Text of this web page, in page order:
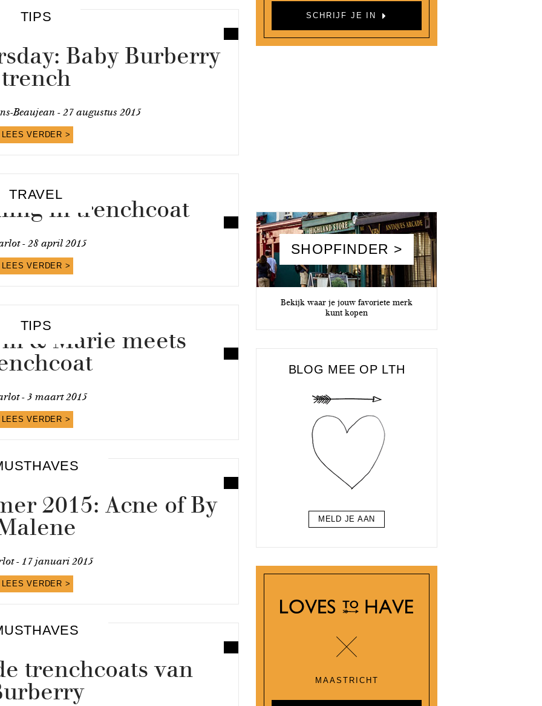
TIPS
Baby Burberry
trench
Beaujean - 27 augustus 2015
LEES VERDER >
TRAVEL
in trenchcoat
- 28 april 2015
LEES VERDER >
TIPS
& Marie meets
- 3 maart 2015
LEES VERDER >
2015: Acne of By
- 17 januari 2015
LEES VERDER >
trenchcoats van
SCHRIJF JE IN
SHOPFINDER >
Bekijk waar je jouw favoriete merk
kunt kopen
BLOG MEE OP LTH
MELD JE AAN
MAASTRICHT